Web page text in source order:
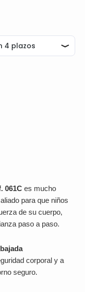
061C es mucho
para que niños
de su cuerpo,
paso a paso.
corporal y a
seguro.